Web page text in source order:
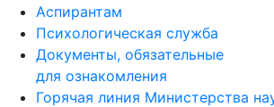
Аспирантам
Психологическая служба
Документы, обязательные
для ознакомления
Горячая линия Министерства